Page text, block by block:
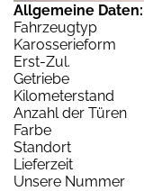
Allgemeine Daten:
Fahrzeugtyp
Karosserieform
Erst-Zul.
Getriebe
Kilometerstand
Anzahl der Türen
Farbe
Standort
Lieferzeit
Unsere Nummer